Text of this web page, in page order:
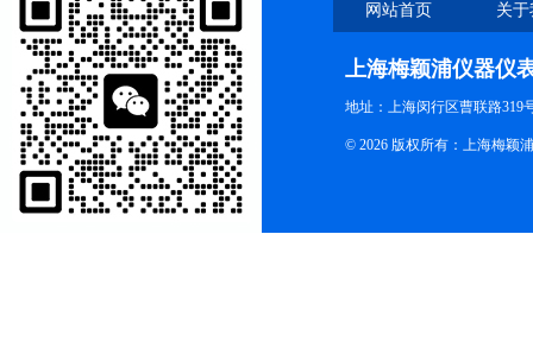
网站首页 关
上海梅颖浦仪器仪
地址：上海闵行区曹联路319
© 2026 版权所有：上海梅颖